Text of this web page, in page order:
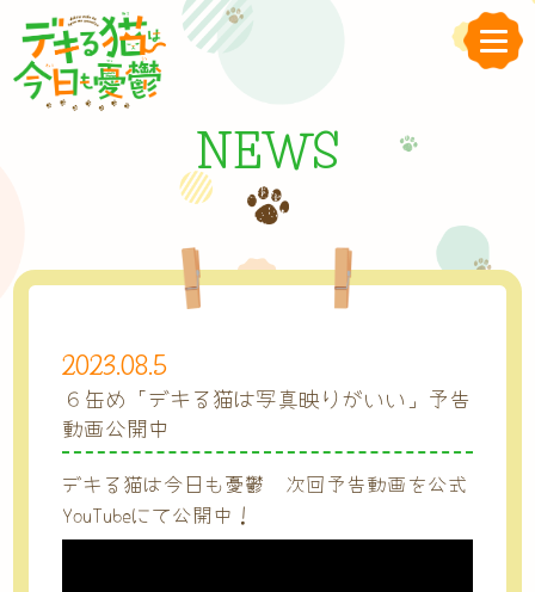
NEWS
2023.08.5
６缶め「デキる猫は写真映りがいい」予告
動画公開中
デキる猫は今日も憂鬱 次回予告動画を公式
YouTubeにて公開中！